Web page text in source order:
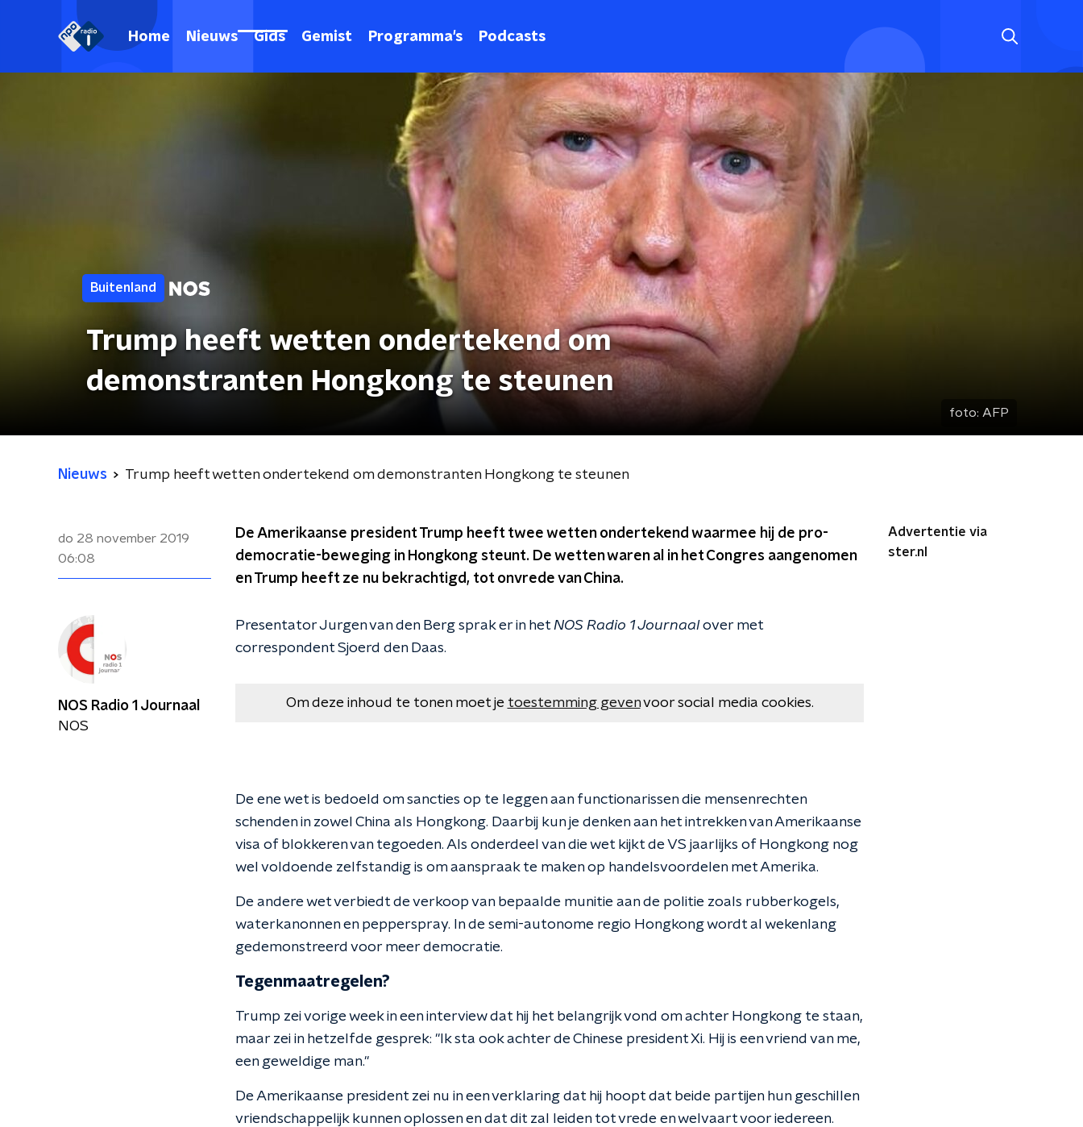
Home Nieuws Gids Gemist Programma's Podcasts
Buitenland
Trump heeft wetten ondertekend om
demonstranten Hongkong te steunen
foto: AFP
Nieuws Trump heeft wetten ondertekend om demonstranten Hongkong te steunen
do 28 november 2019
06:08
De Amerikaanse president Trump heeft twee wetten ondertekend waarmee hij de pro-
democratie-beweging in Hongkong steunt. De wetten waren al in het Congres aangenomen
en Trump heeft ze nu bekrachtigd, tot onvrede van China.
Presentator Jurgen van den Berg sprak er in het NOS Radio 1 Journaalover met
correspondent Sjoerd den Daas.
Om deze inhoud te tonen moet je toestemming gevenvoor social media cookies.
De ene wet is bedoeld om sancties op te leggen aan functionarissen die mensenrechten
schenden in zowel China als Hongkong. Daarbij kun je denken aan het intrekken van Amerikaanse
visa of blokkeren van tegoeden. Als onderdeel van die wet kijkt de VS jaarlijks of Hongkong nog
wel voldoende zelfstandig is om aanspraak te maken op handelsvoordelen met Amerika.
De andere wet verbiedt de verkoop van bepaalde munitie aan de politie zoals rubberkogels,
waterkanonnen en pepperspray. In de semi-autonome regio Hongkong wordt al wekenlang
gedemonstreerd voor meer democratie.
Tegenmaatregelen?
Trump zei vorige week in een interview dat hij het belangrijk vond om achter Hongkong te staan,
maar zei in hetzelfde gesprek: "Ik sta ook achter de Chinese president Xi. Hij is een vriend van me,
een geweldige man."
De Amerikaanse president zei nu in een verklaring dat hij hoopt dat beide partijen hun geschillen
vriendschappelijk kunnen oplossen en dat dit zal leiden tot vrede en welvaart voor iedereen.
Advertentie via
ster.nl
NOS Radio 1 Journaal
NOS